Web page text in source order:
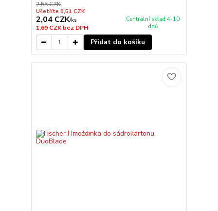
2,55 CZK
Ušetříte 0,51 CZK
2,04 CZK/ks
1,69 CZKbez DPH
Centrální sklad 4-10
dnů
Přidat do košíku